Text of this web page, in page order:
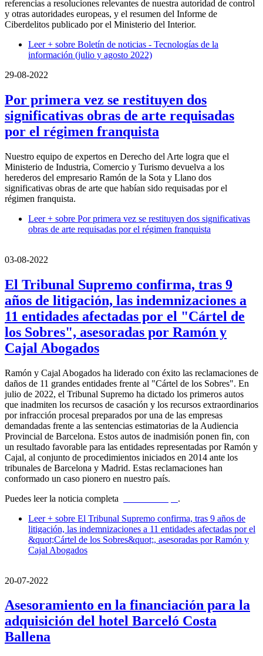
referencias a resoluciones relevantes de nuestra autoridad de control
y otras autoridades europeas, y el resumen del Informe de
Ciberdelitos publicado por el Ministerio del Interior.
Leer + sobre Boletín de noticias - Tecnologías de la
información (julio y agosto 2022)
29-08-2022
Por primera vez se restituyen dos
significativas obras de arte requisadas
por el régimen franquista
Nuestro equipo de expertos en Derecho del Arte logra que el
Ministerio de Industria, Comercio y Turismo devuelva a los
herederos del empresario Ramón de la Sota y Llano dos
significativas obras de arte que habían sido requisadas por el
régimen franquista.
Leer + sobre Por primera vez se restituyen dos significativas
obras de arte requisadas por el régimen franquista
03-08-2022
El Tribunal Supremo confirma, tras 9
años de litigación, las indemnizaciones a
11 entidades afectadas por el "Cártel de
los Sobres", asesoradas por Ramón y
Cajal Abogados
Ramón y Cajal Abogados ha liderado con éxito las reclamaciones de
daños de 11 grandes entidades frente al "Cártel de los Sobres". En
julio de 2022, el Tribunal Supremo ha dictado los primeros autos
que inadmiten los recursos de casación y los recursos extraordinarios
por infracción procesal preparados por una de las empresas
demandadas frente a las sentencias estimatorias de la Audiencia
Provincial de Barcelona. Estos autos de inadmisión ponen fin, con
un resultado favorable para las entidades representadas por Ramón y
Cajal, al conjunto de procedimientos iniciados en 2014 ante los
tribunales de Barcelona y Madrid. Estas reclamaciones han
conformado un caso pionero en nuestro país.
Puedes leer la noticia completa
.
Leer + sobre El Tribunal Supremo confirma, tras 9 años de
litigación, las indemnizaciones a 11 entidades afectadas por el
&quot;Cártel de los Sobres&quot;, asesoradas por Ramón y
Cajal Abogados
20-07-2022
Asesoramiento en la financiación para la
adquisición del hotel Barceló Costa
Ballena